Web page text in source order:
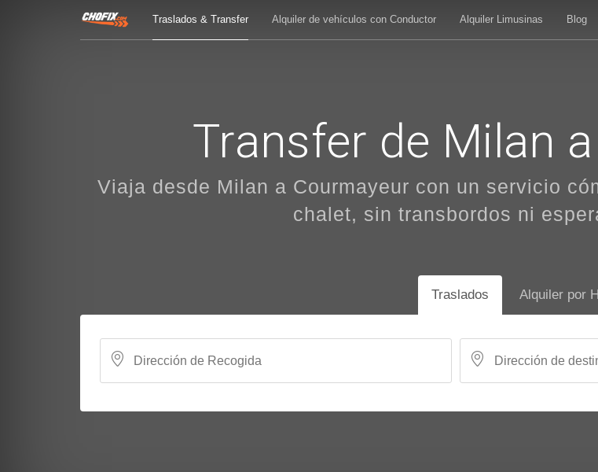
Traslados & Transfer Alquiler de vehículos con Conductor Alquiler Limusinas Blog
Transfer de Milan
Viaja desde Milan a Courmayeur con un servicio
chalet, sin transbordos ni
Traslados Alquiler por